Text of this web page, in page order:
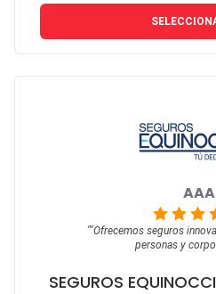
AAA
""Ofrecemos seguros
personas y
SEGUROS